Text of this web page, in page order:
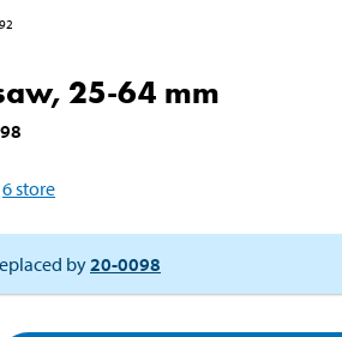
25-64 mm
6store
by20-0098